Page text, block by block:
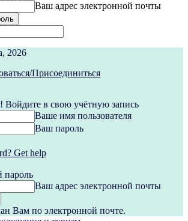
Ваш адрес электронной почты
2026
Присоединиться
Войдите в свою учётную запись
Ваше имя пользователя
Ваш пароль
Get help
пароль
Ваш адрес электронной почты
Вам по электронной почте.